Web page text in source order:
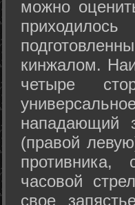
можно
кинжалом.
четыре
нападающий
(правой
противника,
часовой
свое